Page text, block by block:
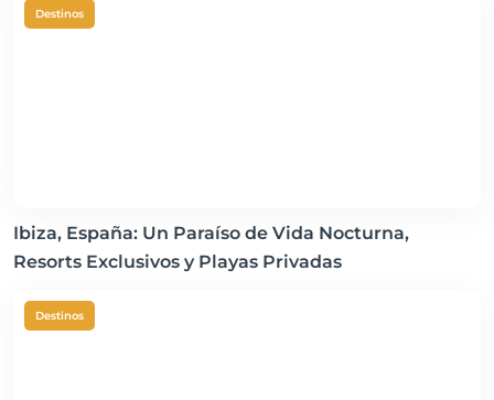
Destinos
Ibiza, España: Un Paraíso de Vida Nocturna,
Resorts Exclusivos y Playas Privadas
Destinos